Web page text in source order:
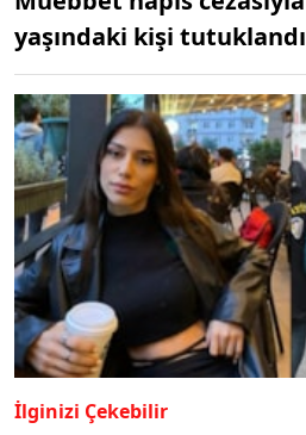
yaşındaki kişi tutuklandı
İlginizi Çekebilir